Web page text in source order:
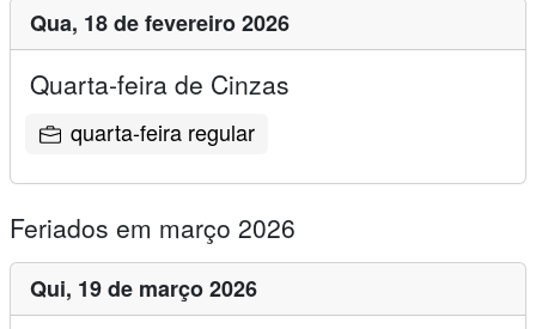
Qua, 18 de fevereiro 2026
Quarta-feira de Cinzas
quarta-feira regular
Feriados em março 2026
Qui, 19 de março 2026